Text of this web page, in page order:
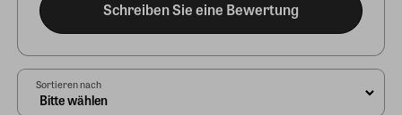
Schreiben Sie eine Bewertung
Sortieren nach